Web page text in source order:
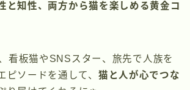
と知性、両方から猫を楽しめる黄金コ
看板猫やSNSスター、旅先で人族を
ピソードを通して、 猫と人が心でつな